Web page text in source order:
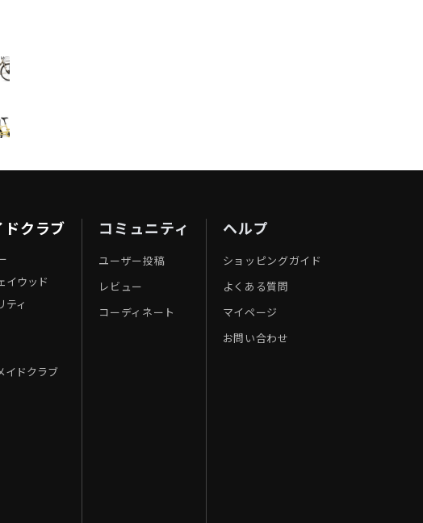
クラブ
イウッド
ティ
イドクラブ
コミュニティ
ユーザー投稿
レビュー
コーディネート
ヘルプ
ショッピングガイド
よくある質問
マイページ
お問い合わせ